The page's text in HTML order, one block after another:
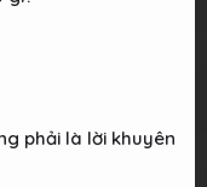
phải là lời khuyên